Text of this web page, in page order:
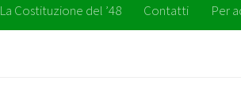
La Costituzione del ’48 Contatti Per